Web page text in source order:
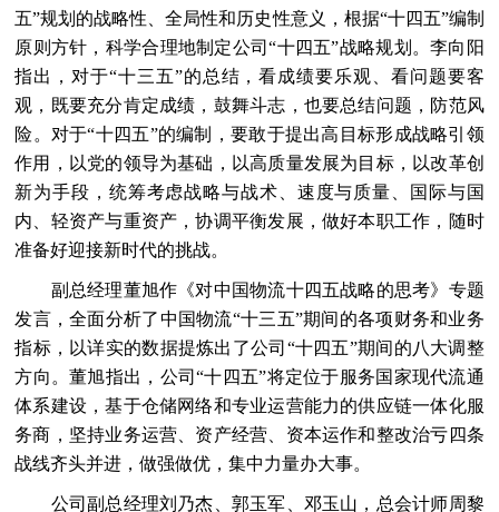
五”规划的战略性、全局性和历史性意义，根据“十四五”编制
原则方针，科学合理地制定公司“十四五”战略规划。李向阳
指出，对于“十三五”的总结，看成绩要乐观、看问题要客
观，既要充分肯定成绩，鼓舞斗志，也要总结问题，防范风
险。对于“十四五”的编制，要敢于提出高目标形成战略引领
作用，以党的领导为基础，以高质量发展为目标，以改革创
新为手段，统筹考虑战略与战术、速度与质量、国际与国
内、轻资产与重资产，协调平衡发展，做好本职工作，随时
准备好迎接新时代的挑战。
副总经理董旭作《对中国物流十四五战略的思考》专题
发言，全面分析了中国物流“十三五”期间的各项财务和业务
指标，以详实的数据提炼出了公司“十四五”期间的八大调整
方向。董旭指出，公司“十四五”将定位于服务国家现代流通
体系建设，基于仓储网络和专业运营能力的供应链一体化服
务商，坚持业务运营、资产经营、资本运作和整改治亏四条
战线齐头并进，做强做优，集中力量办大事。
公司副总经理刘乃杰、郭玉军、邓玉山，总会计师周黎